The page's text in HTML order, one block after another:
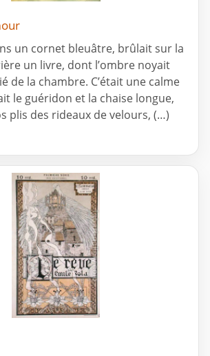
un cornet bleuâtre, brûlait sur la
un livre, dont l’ombre noyait
de la chambre. C’était une calme
le guéridon et la chaise longue,
plis des rideaux de velours, (…)